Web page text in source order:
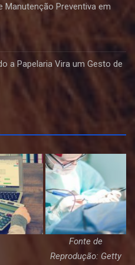
Manutenção Preventiva em
a Papelaria Vira um Gesto de
Fonte de
Reprodução: Getty